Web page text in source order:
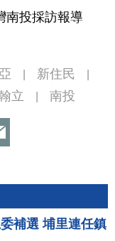
南投採訪報導
新住民
立 南投
補選 埔里連任鎮